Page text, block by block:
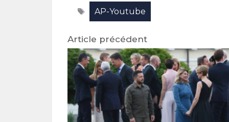
Facebook
X
(Twitter)
LinkedIn
Étiquettes
AP-Youtube
Article précédent